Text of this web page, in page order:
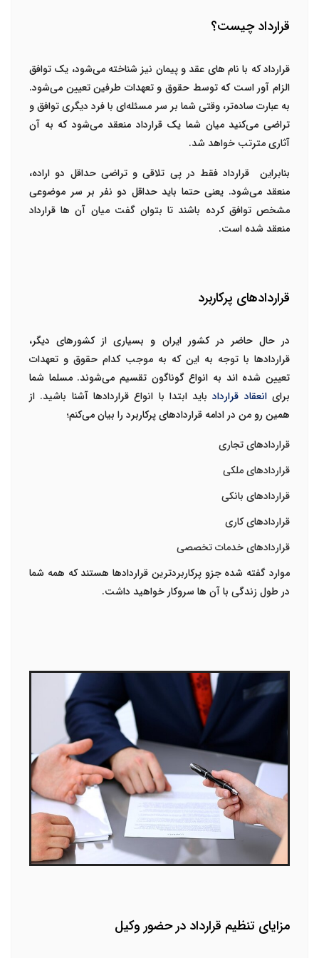
قرارداد چیست؟
قرارداد که با نام های عقد و پیمان نیز شناخته می‌شود، یک توافق
الزام آور است که توسط حقوق و تعهدات طرفین تعیین می‌شود.
به عبارت ساده‌تر، وقتی شما بر سر مسئله‌ای با فرد دیگری توافق و
تراضی می‌کنید میان شما یک قرارداد منعقد می‌شود که به آن
آثاری مترتب خواهد شد.
بنابراین قرارداد فقط در پی تلاقی و تراضی حداقل دو اراده،
منعقد می‌شود. یعنی حتما باید حداقل دو نفر بر سر موضوعی
مشخص توافق کرده باشند تا بتوان گفت میان آن ها قرارداد
منعقد شده است.
قراردادهای پرکاربرد
در حال حاضر در کشور ایران و بسیاری از کشورهای دیگر،
قراردادها با توجه به این که به موجب کدام حقوق و تعهدات
تعیین شده اند به انواع گوناگون تقسیم می‌شوند. مسلما شما
برایانعقاد قراردادباید ابتدا با انواع قراردادها آشنا باشید. از
همین رو من در ادامه قراردادهای پرکاربردرا بیان می‌کنم؛
قراردادهای تجاری
قراردادهای ملکی
قراردادهای بانکی
قراردادهای کاری
قراردادهای خدمات تخصصی
موارد گفته شده جزو پرکاربردترین قراردادها هستند که همه شما
در طول زندگی با آن ها سروکار خواهید داشت.
مزایای تنظیم قرارداد در حضور وکیل